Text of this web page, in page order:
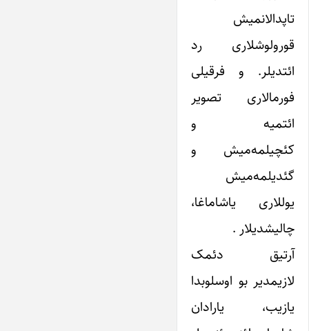
تاپدالانمیش
قورولوشلاری رد
ائتدیلر. و فرقیلی
فورمالاری تصویر
ائتمیه و
کئچیلمه‌میش و
گئدیلمه‌میش
یوللاری یاشاماغا،
چالیشدیلار .
آرتیق دئمک
لازیمدیر بو اوسلوبدا
یازیب، یارادان